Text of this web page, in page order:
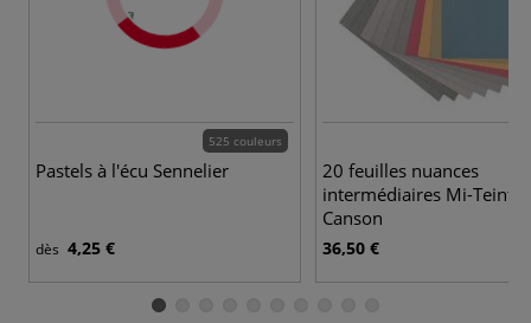
525 couleurs
Pastels à l'écu Sennelier
dès 4,25 €
20 feuilles nuances
intermédiaires Mi-Teintes
Canson
36,50 €